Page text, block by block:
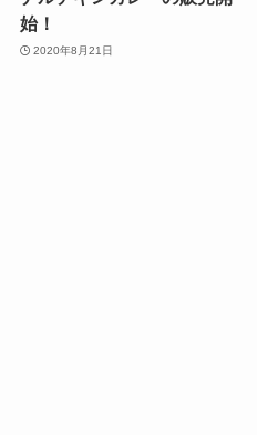
始！
2020年8月21日